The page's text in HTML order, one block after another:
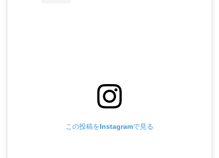
この投稿をInstagramで見る